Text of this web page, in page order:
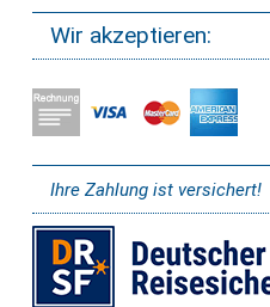
Wir akzeptieren:
Ihre Zahlung ist versichert!